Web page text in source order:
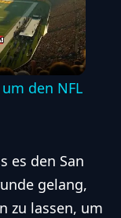
den NFL
es den San
gelang,
zu lassen, um